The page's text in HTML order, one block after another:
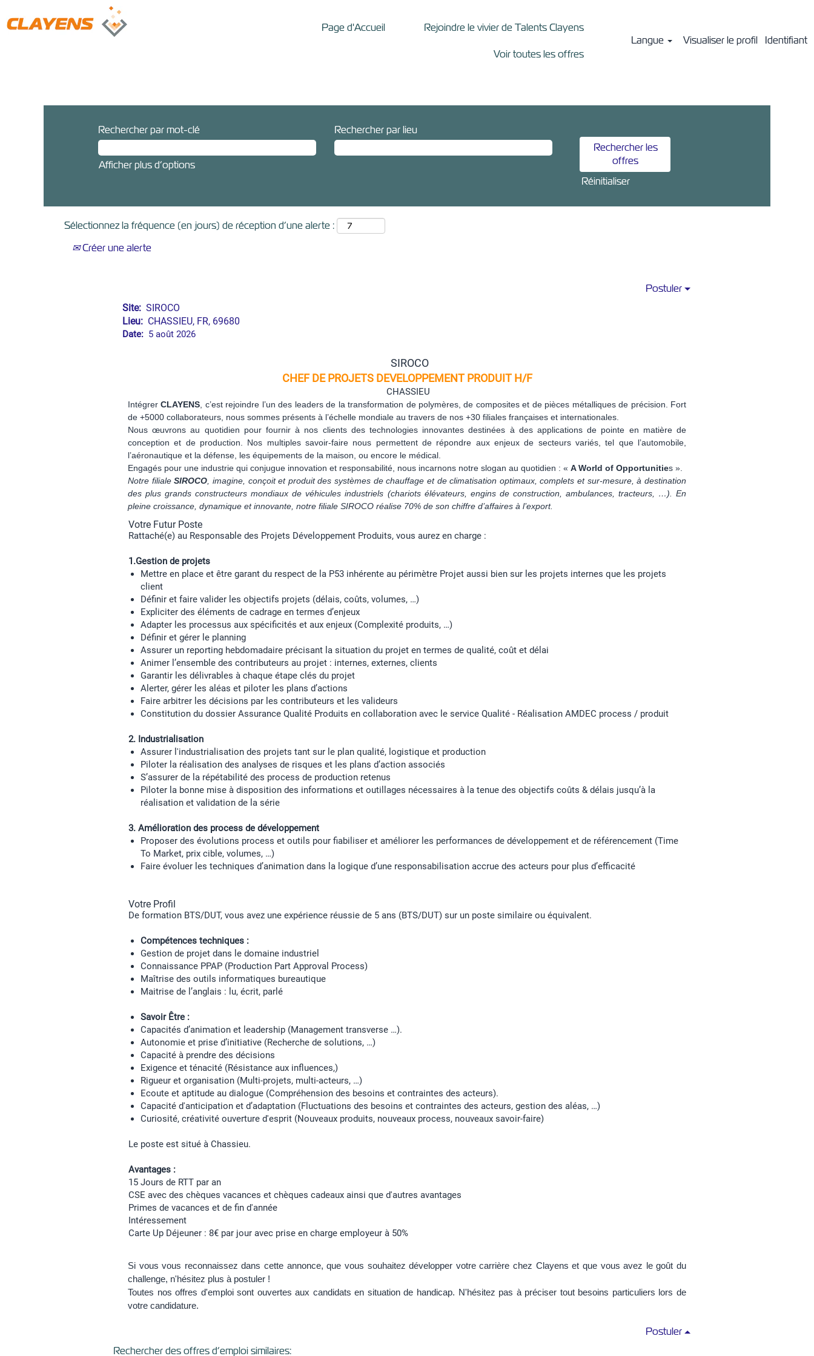
Page d'Accueil Rejoindre le vivier de Talents Clayens
Voir toutes les offres
Langue Visualiser le profil Identifiant
Rechercher par mot-clé Rechercher par lieu
Afficher plus d’options
Réinitialiser
Sélectionnez la fréquence (en jours) de réception d’une alerte :
Créer une alerte
Postuler
Site: SIROCO
Lieu: CHASSIEU, FR, 69680
Date: 5 août 2026
SIROCO
CHEF DE PROJETS DEVELOPPEMENT PRODUIT H/F
CHASSIEU
Intégrer CLAYENS , c’est rejoindre l’un des leaders de la transformation de polymères, de composites et de pièces métalliques de précision. Fort
de +5000 collaborateurs, nous sommes présents à l’échelle mondiale au travers de nos +30 filiales françaises et internationales.
Nous œuvrons au quotidien pour fournir à nos clients des technologies innovantes destinées à des applications de pointe en matière de
conception et de production. Nos multiples savoir-faire nous permettent de répondre aux enjeux de secteurs variés, tel que l’automobile,
l’aéronautique et la défense, les équipements de la maison, ou encore le médical.
Engagés pour une industrie qui conjugue innovation et responsabilité, nous incarnons notre slogan au quotidien : « A World of Opportunities ».
Notre filialeSIROCO , imagine, conçoit et produit des systèmes de chauffage et de climatisation optimaux, complets et sur-mesure, à destination
des plus grands constructeurs mondiaux de véhicules industriels (chariots élévateurs, engins de construction, ambulances, tracteurs, …). En
pleine croissance, dynamique et innovante, notre filiale SIROCO réalise 70% de son chiffre d’affaires à l’export.
Votre Futur Poste
Rattaché(e) au Responsable des Projets Développement Produits, vous aurez en charge :
1.Gestion de projets
Mettre en place et être garant du respect de la P53 inhérente au périmètre Projet aussi bien sur les projets internes que les projets
client
Définir et faire valider les objectifs projets (délais, coûts, volumes, …)
Expliciter des éléments de cadrage en termes d’enjeux
Adapter les processus aux spécificités et aux enjeux (Complexité produits, …)
Définir et gérer le planning
Assurer un reporting hebdomadaire précisant la situation du projet en termes de qualité, coût et délai
Animer l’ensemble des contributeurs au projet : internes, externes, clients
Garantir les délivrables à chaque étape clés du projet
Alerter, gérer les aléas et piloter les plans d’actions
Faire arbitrer les décisions par les contributeurs et les valideurs
Constitution du dossier Assurance Qualité Produits en collaboration avec le service Qualité - Réalisation AMDEC process / produit
2. Industrialisation
Assurer l'industrialisation des projets tant sur le plan qualité, logistique et production
Piloter la réalisation des analyses de risques et les plans d’action associés
S’assurer de la répétabilité des process de production retenus
Piloter la bonne mise à disposition des informations et outillages nécessaires à la tenue des objectifs coûts & délais jusqu’à la
réalisation et validation de la série
3. Amélioration des process de développement
Proposer des évolutions process et outils pour fiabiliser et améliorer les performances de développement et de référencement (Time
To Market, prix cible, volumes, …)
Faire évoluer les techniques d’animation dans la logique d’une responsabilisation accrue des acteurs pour plus d’efficacité
Votre Profil
De formation BTS/DUT, vous avez une expérience réussie de 5 ans (BTS/DUT) sur un poste similaire ou équivalent.
Compétences techniques :
Gestion de projet dans le domaine industriel
Connaissance PPAP (Production Part Approval Process)
Maîtrise des outils informatiques bureautique
Maitrise de l’anglais : lu, écrit, parlé
Savoir Être :
Capacités d’animation et leadership (Management transverse …).
Autonomie et prise d’initiative (Recherche de solutions, …)
Capacité à prendre des décisions
Exigence et ténacité (Résistance aux influences,)
Rigueur et organisation (Multi-projets, multi-acteurs, …)
Ecoute et aptitude au dialogue (Compréhension des besoins et contraintes des acteurs).
Capacité d'anticipation et d’adaptation (Fluctuations des besoins et contraintes des acteurs, gestion des aléas, …)
Curiosité, créativité ouverture d'esprit (Nouveaux produits, nouveaux process, nouveaux savoir-faire)
Le poste est situé à Chassieu.
Avantages :
15 Jours de RTT par an
CSE avec des chèques vacances et chèques cadeaux ainsi que d'autres avantages
Primes de vacances et de fin d'année
Intéressement
Carte Up Déjeuner : 8€ par jour avec prise en charge employeur à 50%
Si vous vous reconnaissez dans cette annonce, que vous souhaitez développer votre carrière chez Clayens et que vous avez le goût du
challenge, n'hésitez plus à postuler !
Toutes nos offres d'emploi sont ouvertes aux candidats en situation de handicap. N'hésitez pas à préciser tout besoins particuliers lors de
votre candidature.
Postuler
Rechercher des offres d’emploi similaires: